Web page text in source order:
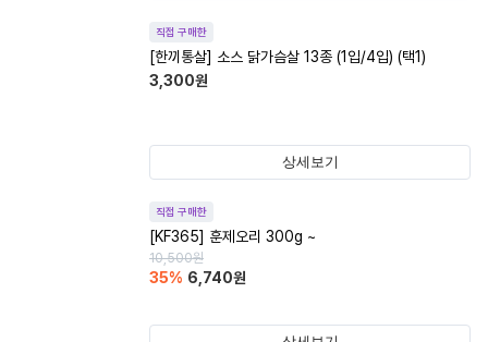
직접 구매한
[한끼통살] 소스 닭가슴살 13종 (1입/4입) (택1)
3,300원
상세보기
직접 구매한
[KF365] 훈제오리 300g ~
10,500원
35% 6,740원